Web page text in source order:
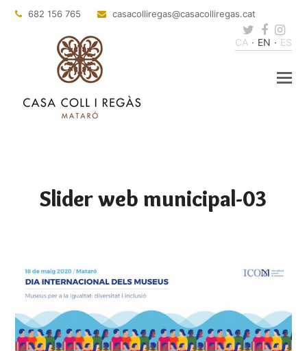
682 156 765 casacolliregas@casacolliregas.cat
Twitter
CA EN ES
Slider web municipal-03